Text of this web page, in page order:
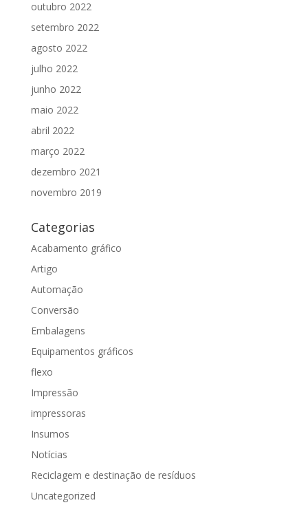
outubro 2022
setembro 2022
agosto 2022
julho 2022
junho 2022
maio 2022
abril 2022
março 2022
dezembro 2021
novembro 2019
Categorias
Acabamento gráfico
Artigo
Automação
Conversão
Embalagens
Equipamentos gráficos
flexo
Impressão
impressoras
Insumos
Notícias
Reciclagem e destinação de resíduos
Uncategorized